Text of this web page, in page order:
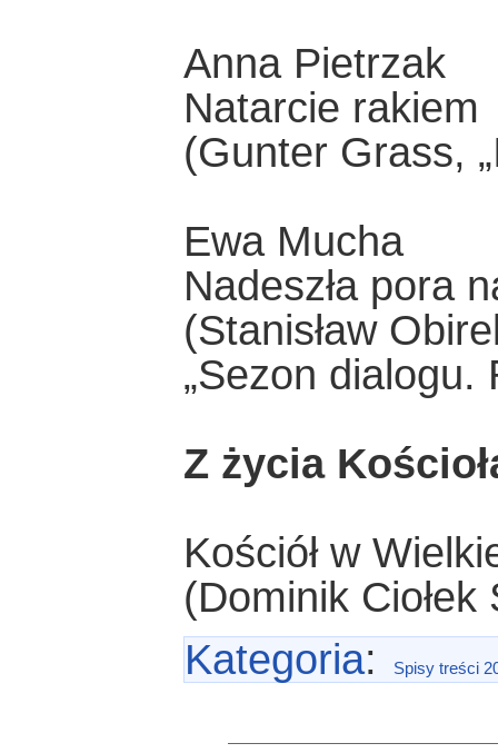
Anna Pietrzak
Natarcie rakiem
(Gunter Grass,
Ewa Mucha
Nadeszła pora
(Stanisław
„Sezon
Z życia
Kościół w
(Dominik Ciołek
Kategoria: Spisy treści